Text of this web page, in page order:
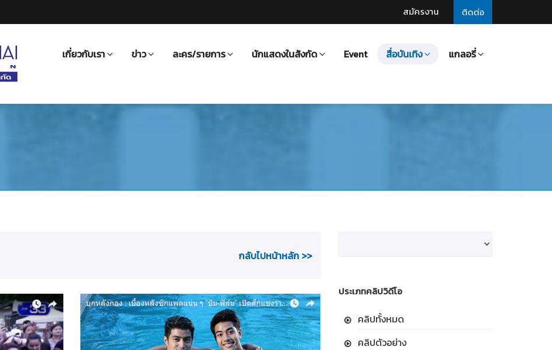
ติดต่อ
สมัครงาน
เกี่ยวกับเรา ข่าว ละคร/รายการ นักแสดงในสังกัด Event สื่อบันเทิง แกลอรี่
กลับไปหน้าหลัก >>
ประเภทคลิปวิดีโอ
คลิปทั้งหมด
คลิปตัวอย่าง